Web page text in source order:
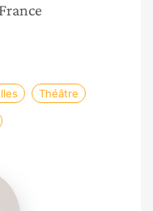
Théâtre